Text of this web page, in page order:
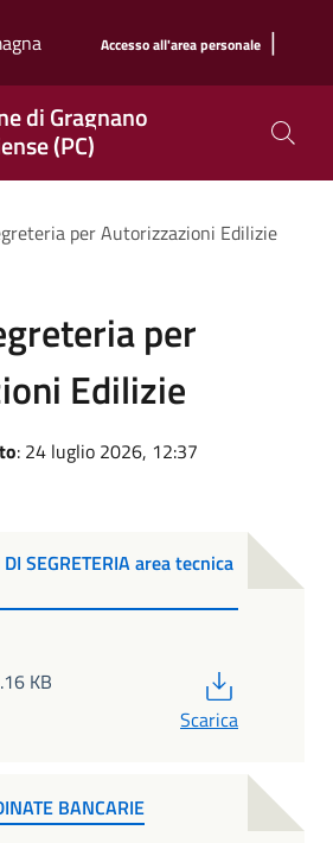
Accesso all'area personale |
di Gragnano
(PC)
per Autorizzazioni Edilizie
per
Edilizie
: 24 luglio 2026, 12:37
DI SEGRETERIA area tecnica
KB
Scarica
BANCARIE